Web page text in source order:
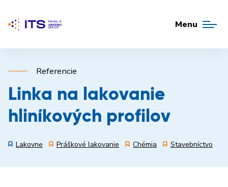
Menu
Referencie
Linka na lakovanie
hliníkových profilov
Lakovne Práškové lakovanie Chémia Stavebníctvo